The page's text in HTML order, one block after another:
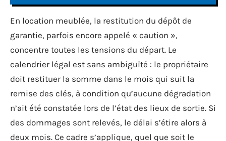
En location meublée, la restitution du dépôt de
garantie, parfois encore appelé « caution »,
concentre toutes les tensions du départ. Le
calendrier légal est sans ambiguïté : le propriétaire
doit restituer la somme dans le mois qui suit la
remise des clés, à condition qu’aucune dégradation
n’ait été constatée lors de l’état des lieux de sortie. Si
des dommages sont relevés, le délai s’étire alors à
deux mois. Ce cadre s’applique, quel que soit le